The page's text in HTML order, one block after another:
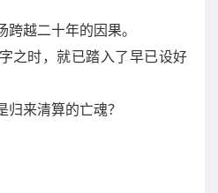
越二十年的因果。
之时，就已踏入了早已设好
来清算的亡魂？